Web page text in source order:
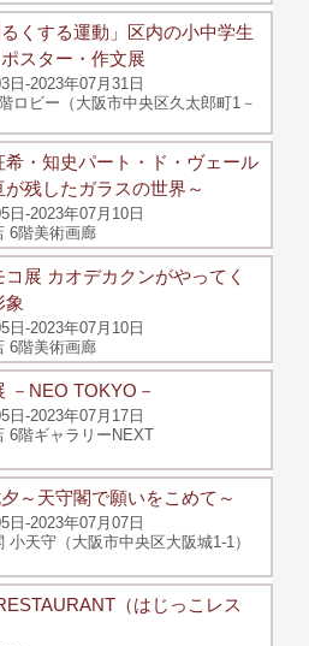
るくする運動」区内の小中学生
スター・作文展
日-2023年07月31日
ロビー（大阪市中央区久太郎町1－
希・知史パート・ド・ヴェール
残したガラスの世界～
日-2023年07月10日
6階美術画廊
コ展 カオデカクンがやってく
象
日-2023年07月10日
6階美術画廊
－NEO TOKYO－
日-2023年07月17日
6階ギャラリーNEXT
～天守閣で願いをこめて～
日-2023年07月07日
小天守（大阪市中央区大阪城1-1）
（はじっこレス